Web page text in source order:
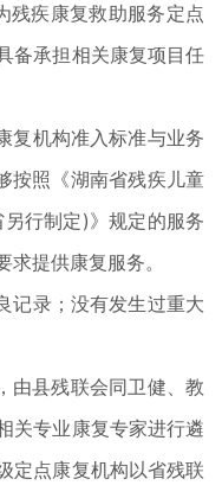
残疾康复救助服务定点
备承担相关康复项目任
复机构准入标准与业务
按照《湖南省残疾儿童
行制定)》规定的服务
提供康复服务。
记录；没有发生过重大
由县残联会同卫健、教
关专业康复专家进行遴
定点康复机构以省残联